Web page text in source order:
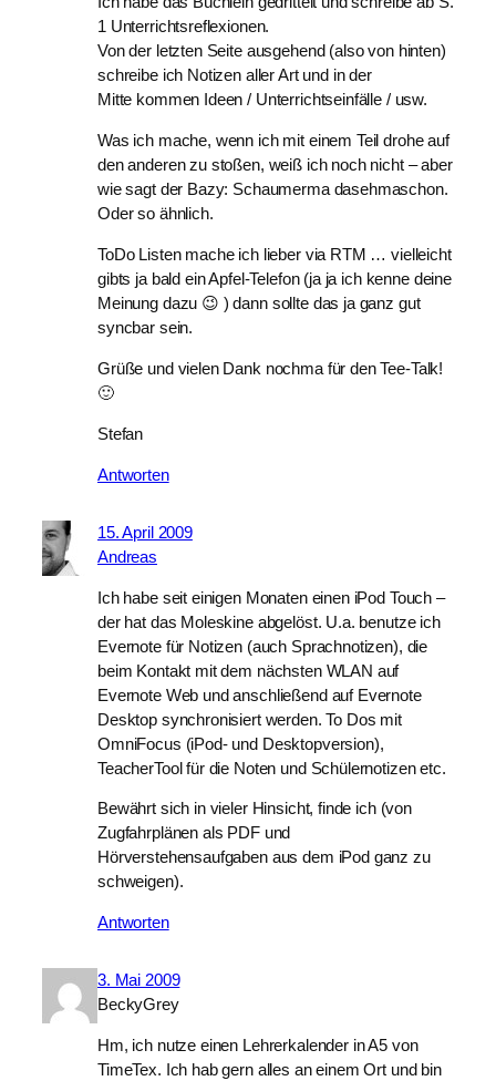
1 Unterrichtsreflexionen.
Von der letzten Seite ausgehend (also von hinten)
schreibe ich Notizen aller Art und in der
Mitte kommen Ideen / Unterrichtseinfälle / usw.
Was ich mache, wenn ich mit einem Teil drohe auf
den anderen zu stoßen, weiß ich noch nicht – aber
wie sagt der Bazy: Schaumerma dasehmaschon.
Oder so ähnlich.
ToDo Listen mache ich lieber via RTM … vielleicht
gibts ja bald ein Apfel-Telefon (ja ja ich kenne deine
Meinung dazu 😉 ) dann sollte das ja ganz gut
syncbar sein.
Grüße und vielen Dank nochma für den Tee-Talk!
🙂
Stefan
Antworten
15. April 2009
Andreas
Ich habe seit einigen Monaten einen iPod Touch –
der hat das Moleskine abgelöst. U.a. benutze ich
Evernote für Notizen (auch Sprachnotizen), die
beim Kontakt mit dem nächsten WLAN auf
Evernote Web und anschließend auf Evernote
Desktop synchronisiert werden. To Dos mit
OmniFocus (iPod- und Desktopversion),
TeacherTool für die Noten und Schülernotizen etc.
Bewährt sich in vieler Hinsicht, finde ich (von
Zugfahrplänen als PDF und
Hörverstehensaufgaben aus dem iPod ganz zu
schweigen).
Antworten
3. Mai 2009
BeckyGrey
Hm, ich nutze einen Lehrerkalender in A5 von
TimeTex. Ich hab gern alles an einem Ort und bin